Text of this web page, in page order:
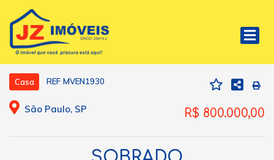
Casa REF MVEN1930
São Paulo, SP R$ 800.000,00